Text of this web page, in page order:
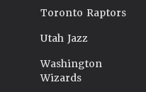
Toronto Raptors
Utah Jazz
Washington
Wizards